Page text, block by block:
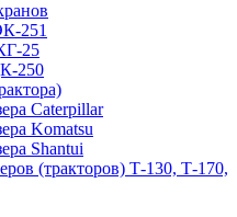
251
25
250
Caterpillar
Komatsu
Shantui
(тракторов) Т-130, Т-170,